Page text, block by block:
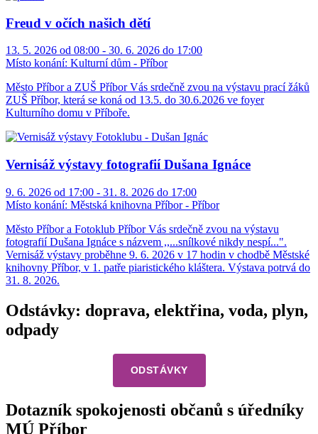
Freud v očích našich dětí
13. 5. 2026 od 08:00 - 30. 6. 2026 do 17:00
Místo konání: Kulturní dům - Příbor
Město Příbor a ZUŠ Příbor Vás srdečně zvou na výstavu prací žáků
ZUŠ Příbor, která se koná od 13.5. do 30.6.2026 ve foyer
Kulturního domu v Příboře.
Vernisáž výstavy fotografií Dušana Ignáce
9. 6. 2026 od 17:00 - 31. 8. 2026 do 17:00
Místo konání: Městská knihovna Příbor - Příbor
Město Příbor a Fotoklub Příbor Vás srdečně zvou na výstavu
fotografií Dušana Ignáce s názvem ,,...snílkové nikdy nespí...".
Vernisáž výstavy proběhne 9. 6. 2026 v 17 hodin v chodbě Městské
knihovny Příbor, v 1. patře piaristického kláštera. Výstava potrvá do
31. 8. 2026.
Odstávky: doprava, elektřina, voda, plyn,
odpady
ODSTÁVKY
Dotazník spokojenosti občanů s úředníky
MÚ Příbor